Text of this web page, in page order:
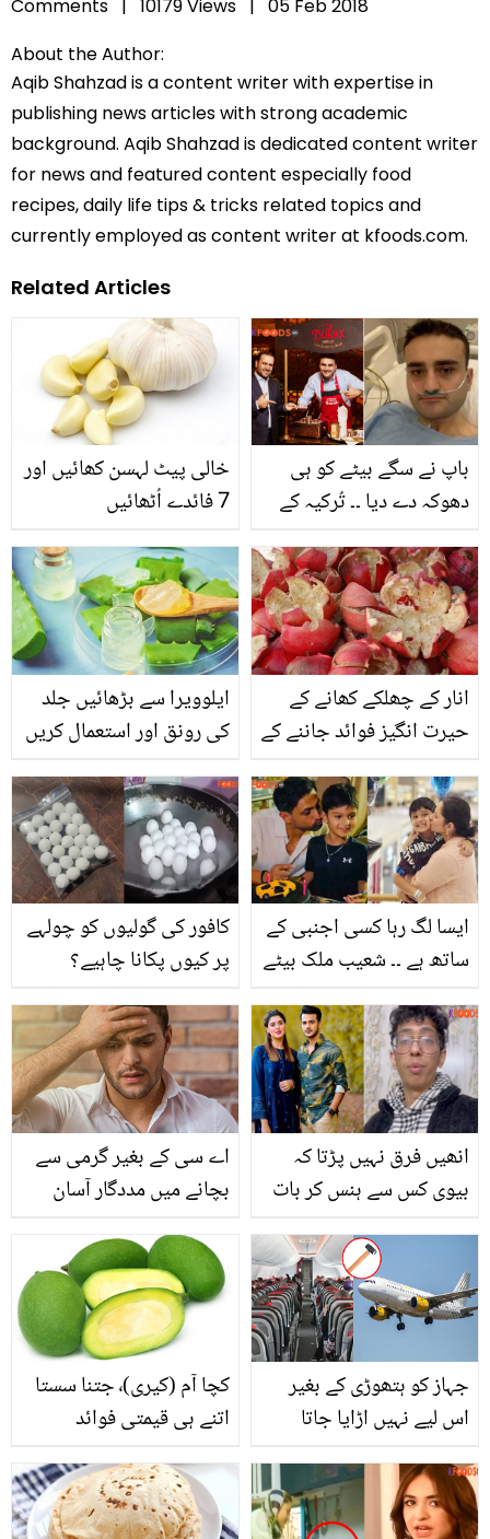
Comments | 10179 Views | 05 Feb 2018
About the Author:
Aqib Shahzad is a content writer with expertise in
publishing news articles with strong academic
background. Aqib Shahzad is dedicated content writer
for news and featured content especially food
recipes, daily life tips & tricks related topics and
currently employed as content writer at kfoods.com.
Related Articles
خالی پیٹ لہسن کھائیں اور
7 فائدے اُٹھائیں
باپ نے سگے بیٹے کو ہی
دھوکہ دے دیا ۔۔ تُرکیہ کے
والد کے خلاف مقدمہ کیوں
درج کروایا؟ فینز بھی
حیرت زدہ رہ گئے
ایلوویرا سے بڑھائیں جلد
کی رونق اور استعمال کریں
انار کے چھلکے کھانے کے
حیرت انگیز فوائد جاننے کے
پھینکیں گے نہیں
کافور کی گولیوں کو چولہے
پر کیوں پکانا چاہیے؟
انوکھی ٹرک جو آپ بھی
آزما سکتے ہیں
ایسا لگ رہا کسی اجنبی کے
ساتھ ہے ۔۔ شعیب ملک بیٹے
گئے! سوشل میڈیا صارفین
کرکٹر پر برس پڑے
اے سی کے بغیر گرمی سے
بچانے میں مددگار آسان
انھیں فرق نہیں پڑتا کہ
بیوی کس سے ہنس کر بات
نہ بنانے کے لئے نمرہ کو
کیسے منع کیا؟
کچا آم (کیری)٬ جتنا سستا
اتنے ہی قیمتی فوائد
جہاز کو ہتھوڑی کے بغیر
اس لیے نہیں اڑایا جاتا
حیرت انگیز معلومات جو
آپ بھی نہیں جانتے ہوں گے